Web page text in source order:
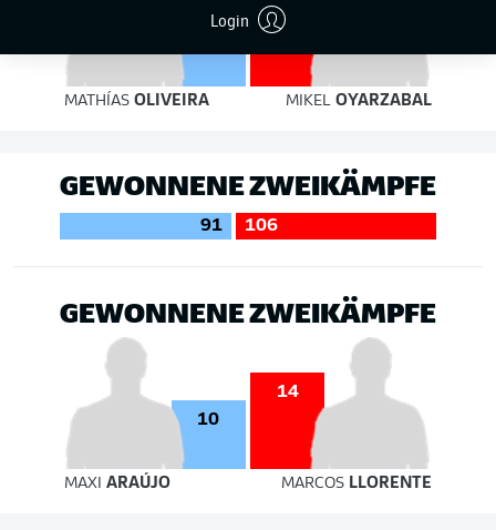
Login
1 1
MATHÍ­AS OLIVEIRA MIKELOYARZABAL
GEWONNENE ZWEIKÄMPFE
91 106
GEWONNENE ZWEIKÄMPFE
10
14
MAXI ARAÚJO MARCOS LLORENTE